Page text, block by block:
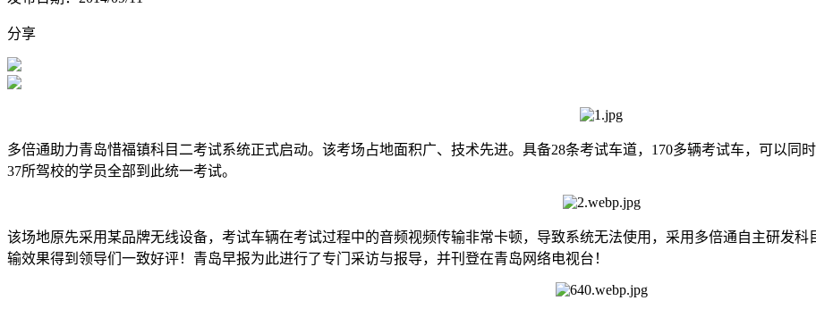
分享
多倍通助力青岛惜福镇科目二考试系统正式启动。该考场占地面积广、技术先进。具备28条考试车道，170多辆考试车，可以同
37所驾校的学员全部到此统一考试。
该场地原先采用某品牌无线设备，考试车辆在考试过程中的音频视频传输非常卡顿，导致系统无法使用，采用多倍通自主研发
输效果得到领导们一致好评！青岛早报为此进行了专门采访与报导，并刊登在青岛网络电视台！